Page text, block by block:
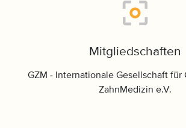
Mitgliedschaften
GZM - Internationale Gesellschaft für
ZahnMedizin e.V.